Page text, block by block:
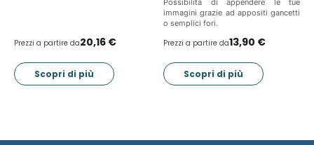
Prezzi a partire da20,16 €
Scopri di più
Possibilità di appendere le tue
immagini grazie ad appositi gancetti
o semplici fori.
Prezzi a partire da13,90 €
Scopri di più